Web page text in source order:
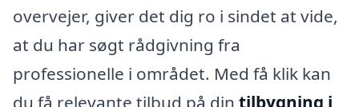
overvejer, giver det dig ro i sindet at vide,
at du har søgt rådgivning fra
professionelle i området. Med få klik kan
du få relevante tilbud på din tilbygning i